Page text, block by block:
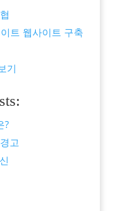
트 웹사이트 구축
기
?
고